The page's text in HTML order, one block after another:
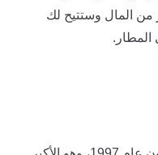
من المال وستتيح لك
المطار.